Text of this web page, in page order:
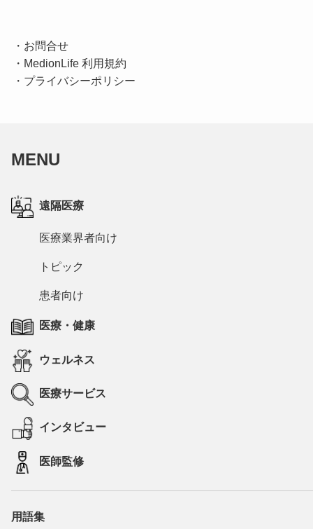
・ お問合せ
・ MedionLife 利用規約
・ プライバシーポリシー
MENU
遠隔医療
医療業界者向け
トピック
患者向け
医療・健康
ウェルネス
医療サービス
インタビュー
医師監修
用語集